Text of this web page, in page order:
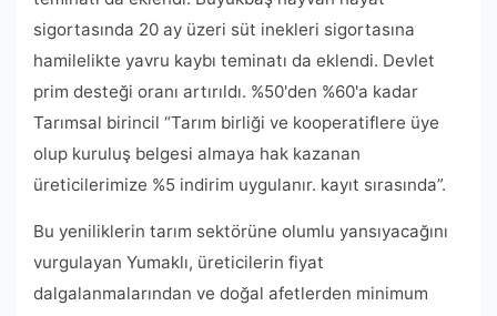
sigortasında 20 ay üzeri süt inekleri sigortasına
hamilelikte yavru kaybı teminatı da eklendi. Devlet
prim desteği oranı artırıldı. %50'den %60'a kadar
Tarımsal birincil “Tarım birliği ve kooperatiflere üye
olup kuruluş belgesi almaya hak kazanan
üreticilerimize %5 indirim uygulanır. kayıt sırasında”.
Bu yeniliklerin tarım sektörüne olumlu yansıyacağını
vurgulayan Yumaklı, üreticilerin fiyat
dalgalanmalarından ve doğal afetlerden minimum